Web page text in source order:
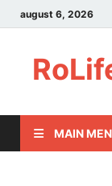
august 6, 2026
MAIN